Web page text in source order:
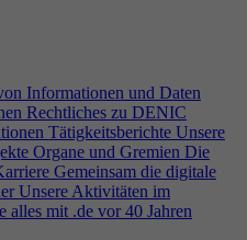
Informationen und Daten
Rechtliches zu DENIC
Tätigkeitsberichte Unsere
Organe und Gremien Die
Gemeinsam die digitale
Unsere Aktivitäten im
alles mit .de vor 40 Jahren